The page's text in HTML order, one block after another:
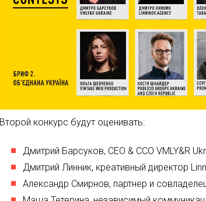
Второй конкурс будут оценивать:
Дмитрий Барсуков, CEO & CCO VMLY&R
Дмитрий Линник, креативный директор
Александр Смирнов, партнер и